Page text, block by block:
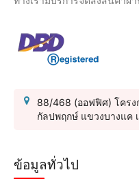
88/468 (ออฟฟิศ) โครง
กัลปพฤกษ์ แขวงบางแค
ข้อมูลทั่วไป